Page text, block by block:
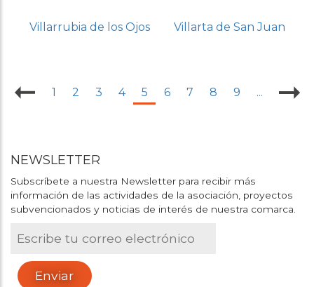
Villarrubia de los Ojos Villarta de San Juan
1 2 3 4 5 6 7 8 9 ...
NEWSLETTER
Subscríbete a nuestra Newsletter para recibir más
información de las actividades de la asociación, proyectos
subvencionados y noticias de interés de nuestra comarca.